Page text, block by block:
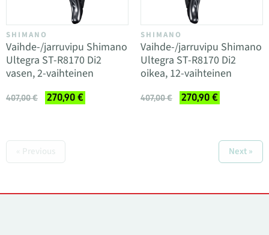
SHIMANO
Vaihde-/jarruvipu Shimano
Ultegra ST-R8170 Di2
vasen, 2-vaihteinen
407,00 € 270,90 €
SHIMANO
Vaihde-/jarruvipu Shimano
Ultegra ST-R8170 Di2
oikea, 12-vaihteinen
407,00 € 270,90 €
« Previous Next »